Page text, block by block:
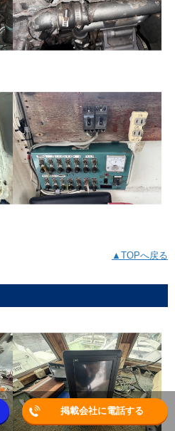
▲TOPへ戻る
掲載会社に電話する